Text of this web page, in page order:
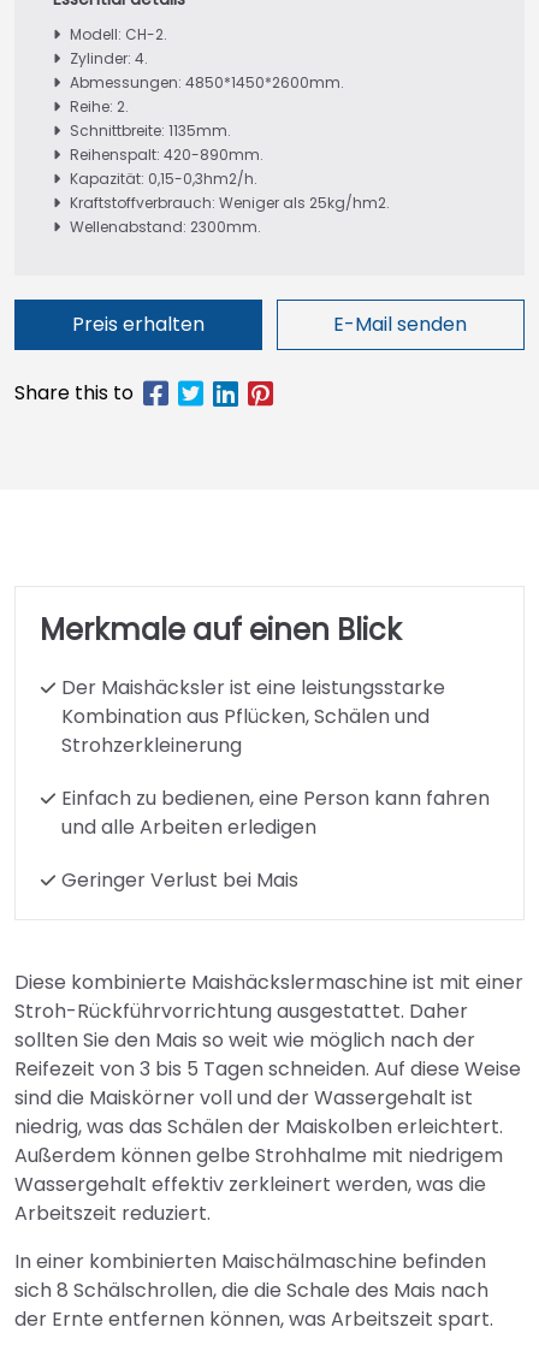
Modell: CH-2.
Zylinder: 4.
Abmessungen: 4850*1450*2600mm.
Reihe: 2.
Schnittbreite: 1135mm.
Reihenspalt: 420-890mm.
Kapazität: 0,15-0,3hm2/h.
Kraftstoffverbrauch: Weniger als 25kg/hm2.
Wellenabstand: 2300mm.
Preis erhalten E-Mail senden
Merkmale auf einen Blick
Der Maishäcksler ist eine leistungsstarke
Kombination aus Pflücken, Schälen und
Strohzerkleinerung
Einfach zu bedienen, eine Person kann fahren
und alle Arbeiten erledigen
Geringer Verlust bei Mais
Diese kombinierte Maishäckslermaschine ist mit einer
Stroh-Rückführvorrichtung ausgestattet. Daher
sollten Sie den Mais so weit wie möglich nach der
Reifezeit von 3 bis 5 Tagen schneiden. Auf diese Weise
sind die Maiskörner voll und der Wassergehalt ist
niedrig, was das Schälen der Maiskolben erleichtert.
Außerdem können gelbe Strohhalme mit niedrigem
Wassergehalt effektiv zerkleinert werden, was die
Arbeitszeit reduziert.
In einer kombinierten Maischälmaschine befinden
sich 8 Schälschrollen, die die Schale des Mais nach
der Ernte entfernen können, was Arbeitszeit spart.